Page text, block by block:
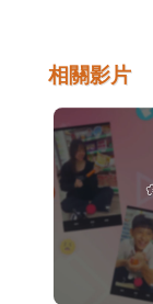
相關影片